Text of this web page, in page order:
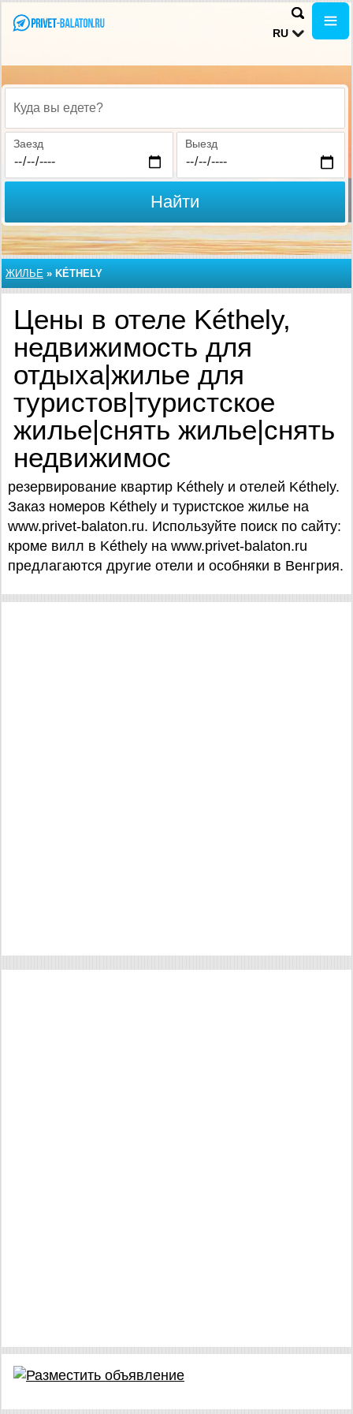
RU
Куда вы едете?
Заезд Выезд
Найти
ЖИЛЬЕ » KÉTHELY
Цены в отеле Kéthely,
недвижимость для
отдыха|жилье для
туристов|туристское
жилье|снять жилье|снять
недвижимос
резервирование квартир Kéthely и отелей Kéthely.
Заказ номеров Kéthely и туристское жилье на
www.privet-balaton.ru. Используйте поиск по сайту:
кроме вилл в Kéthely на www.privet-balaton.ru
предлагаются другие отели и особняки в Венгрия.